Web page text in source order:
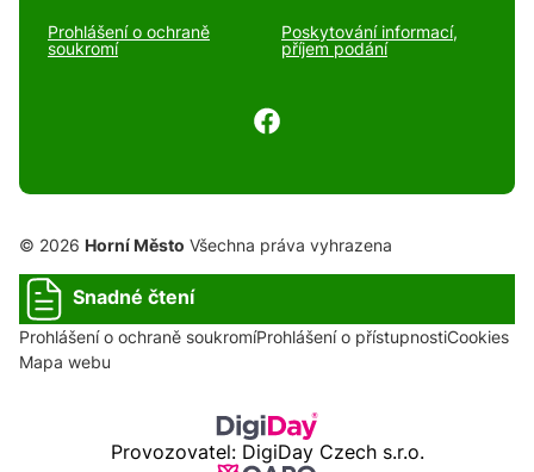
Prohlášení o ochraně
soukromí
Poskytování informací,
příjem podání
© 2026 Horní Město Všechna práva vyhrazena
Snadné čtení
Prohlášení o ochraně soukromíProhlášení o přístupnostiCookies
Mapa webu
Provozovatel: DigiDay Czech s.r.o.